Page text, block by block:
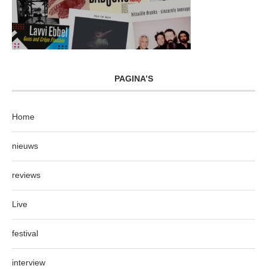
PAGINA’S
Home
nieuws
reviews
Live
festival
interview